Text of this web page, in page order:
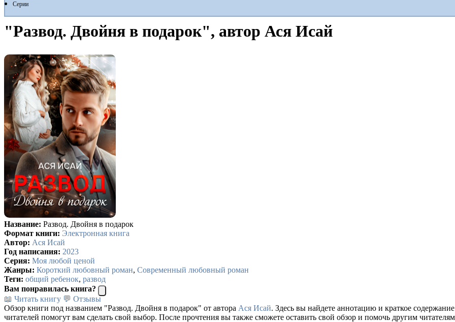
Серии
"Развод. Двойня в подарок", автор Ася Исай
Название: Развод. Двойня в подарок
Формат книги: Электронная книга
Автор: Ася Исай
Год написания: 2023
Серия: Моя любой ценой
Жанры: Короткий любовный роман, Современный любовный роман
Теги: общий ребенок, развод
Вам понравилась книга?
📖 Читать книгу 💬 Отзывы
Обзор книги под названием "Развод. Двойня в подарок" от автора Ася Исай. Здесь вы найдете аннотацию и краткое
читателей помогут вам сделать свой выбор. После прочтения вы также сможете оставить свой обзор и помочь другим